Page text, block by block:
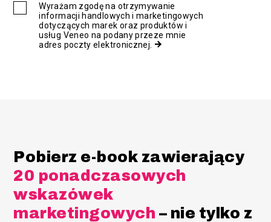
Wyrażam zgodę na otrzymywanie
informacji handlowych i marketingowych
dotyczących marek oraz produktów i
usług Veneo na podany przeze mnie
adres poczty elektronicznej.
Pobierz e-book zawierający
20 ponadczasowych
wskazówek
marketingowych – nie tylko z